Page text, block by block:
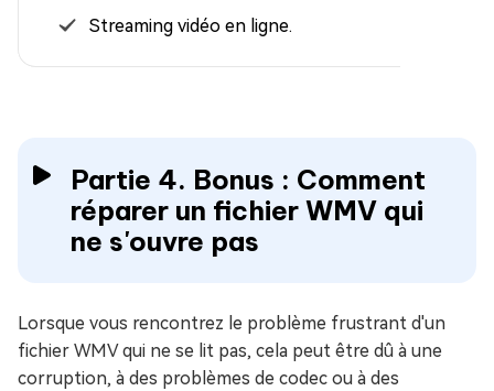
Streaming vidéo en ligne.
Partie 4. Bonus : Comment
réparer un fichier WMV qui
ne s'ouvre pas
Lorsque vous rencontrez le problème frustrant d'un
fichier WMV qui ne se lit pas, cela peut être dû à une
corruption, à des problèmes de codec ou à des